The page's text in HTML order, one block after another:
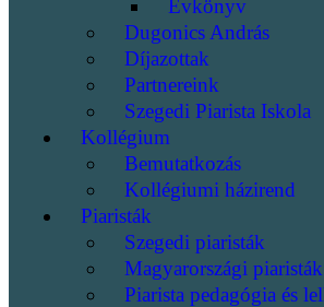
Évkönyv
Dugonics András
Díjazottak
Partnereink
Szegedi Piarista Iskola
Kollégium
Bemutatkozás
Kollégiumi házirend
Piaristák
Szegedi piaristák
Magyarországi piaristák
Piarista pedagógia és